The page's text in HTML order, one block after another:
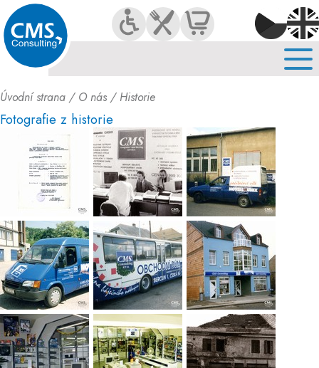
O NÁS
SLUŽBY
KONTAKT
Úvodní strana / O nás / Historie
Fotografie z historie